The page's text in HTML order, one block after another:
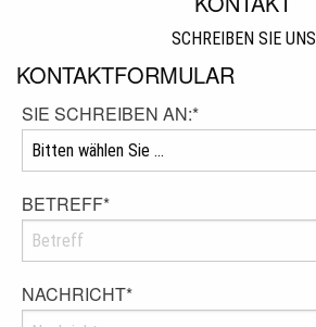
SCHREIBEN SIE UNS
KONTAKTFORMULAR
SIE SCHREIBEN AN:*
BETREFF*
NACHRICHT*